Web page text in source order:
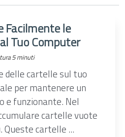
Facilmente le
Tuo Computer
5 minuti
delle cartelle sul tuo
per mantenere un
e funzionante. Nel
cartelle vuote
Queste cartelle ...